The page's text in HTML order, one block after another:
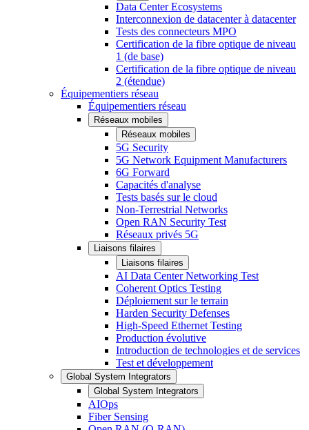
Data Center Ecosystems
Interconnexion de datacenter à datacenter
Tests des connecteurs MPO
Certification de la fibre optique de niveau
1 (de base)
Certification de la fibre optique de niveau
2 (étendue)
Équipementiers réseau
Équipementiers réseau
Réseaux mobiles
Réseaux mobiles
5G Security
5G Network Equipment Manufacturers
6G Forward
Capacités d'analyse
Tests basés sur le cloud
Non-Terrestrial Networks
Open RAN Security Test
Réseaux privés 5G
Liaisons filaires
Liaisons filaires
AI Data Center Networking Test
Coherent Optics Testing
Déploiement sur le terrain
Harden Security Defenses
High-Speed Ethernet Testing
Production évolutive
Introduction de technologies et de services
Test et développement
Global System Integrators
Global System Integrators
AIOps
Fiber Sensing